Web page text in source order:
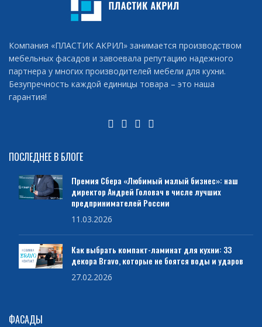
Компания «ПЛАСТИК АКРИЛ» занимается производством
мебельных фасадов и завоевала репутацию надежного
партнера у многих производителей мебели для кухни.
Безупречность каждой единицы товара – это наша
гарантия!
ПОСЛЕДНЕЕ В БЛОГЕ
Премия Сбера «Любимый малый бизнес»: наш
директор Андрей Головач в числе лучших
предпринимателей России
11.03.2026
Как выбрать компакт-ламинат для кухни: 33
декора Bravo, которые не боятся воды и ударов
27.02.2026
ФАСАДЫ